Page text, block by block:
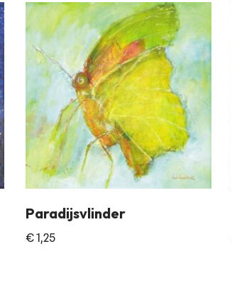
Paradijsvlinder
€1,25